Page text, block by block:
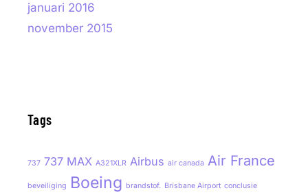
januari 2016
november 2015
Tags
737 737 MAX A321XLR Airbus air canada Air France
beveiliging Boeing brandstof. Brisbane Airport conclusie